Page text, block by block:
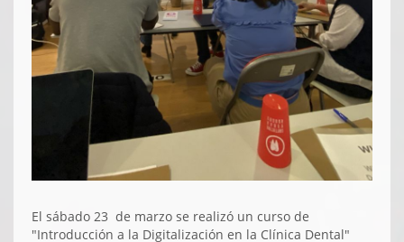
El sábado 23 de marzo se realizó un curso de
"Introducción a la Digitalización en la Clínica Dental"